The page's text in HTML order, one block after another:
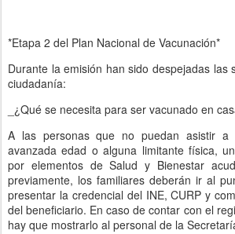
*Etapa 2 del Plan Nacional de Vacunación*
Durante la emisión han sido despejadas las
ciudadanía:
_¿Qué se necesita para ser vacunado en
A las personas que no puedan asistir a
avanzada edad o alguna limitante física,
por elementos de Salud y Bienestar
previamente, los familiares deberán ir al
presentar la credencial del INE, CURP y
del beneficiario. En caso de contar con el
hay que mostrarlo al personal de la